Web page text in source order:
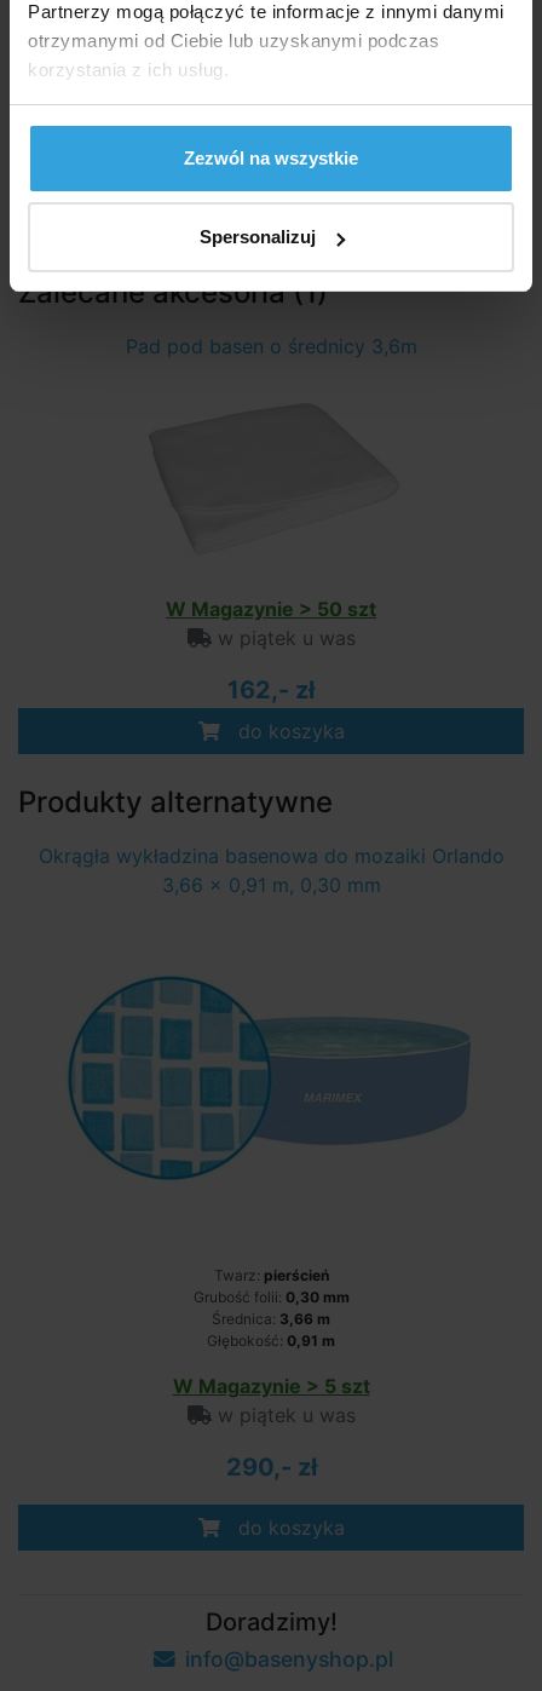
Partnerzy mogą połączyć te informacje z innymi danymi
otrzymanymi od Ciebie lub uzyskanymi podczas
korzystania z ich usług.
Zezwól na wszystkie
Spersonalizuj
Do basenów: uniwersalny
3,66 m
Głębokość: 0,91 m
Zalecane akcesoria (1)
Pad pod basen o średnicy 3,6m
W Magazynie > 50 szt
w piątek u was
162,- zł
do koszyka
Produkty alternatywne
Okrągła wykładzina basenowa do mozaiki Orlando
3,66 x 0,91 m, 0,30 mm
Twarz: pierścień
Grubość folii: 0,30 mm
Średnica: 3,66 m
Głębokość: 0,91 m
W Magazynie > 5 szt
w piątek u was
290,- zł
do koszyka
Doradzimy!
info@basenyshop.pl